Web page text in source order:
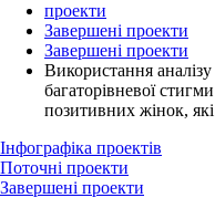
проекти
Завершені проекти
Завершені проекти
Використання
багаторівневої
позитивних жінок,
Інфографіка проектів
Поточні проекти
Завершені проекти